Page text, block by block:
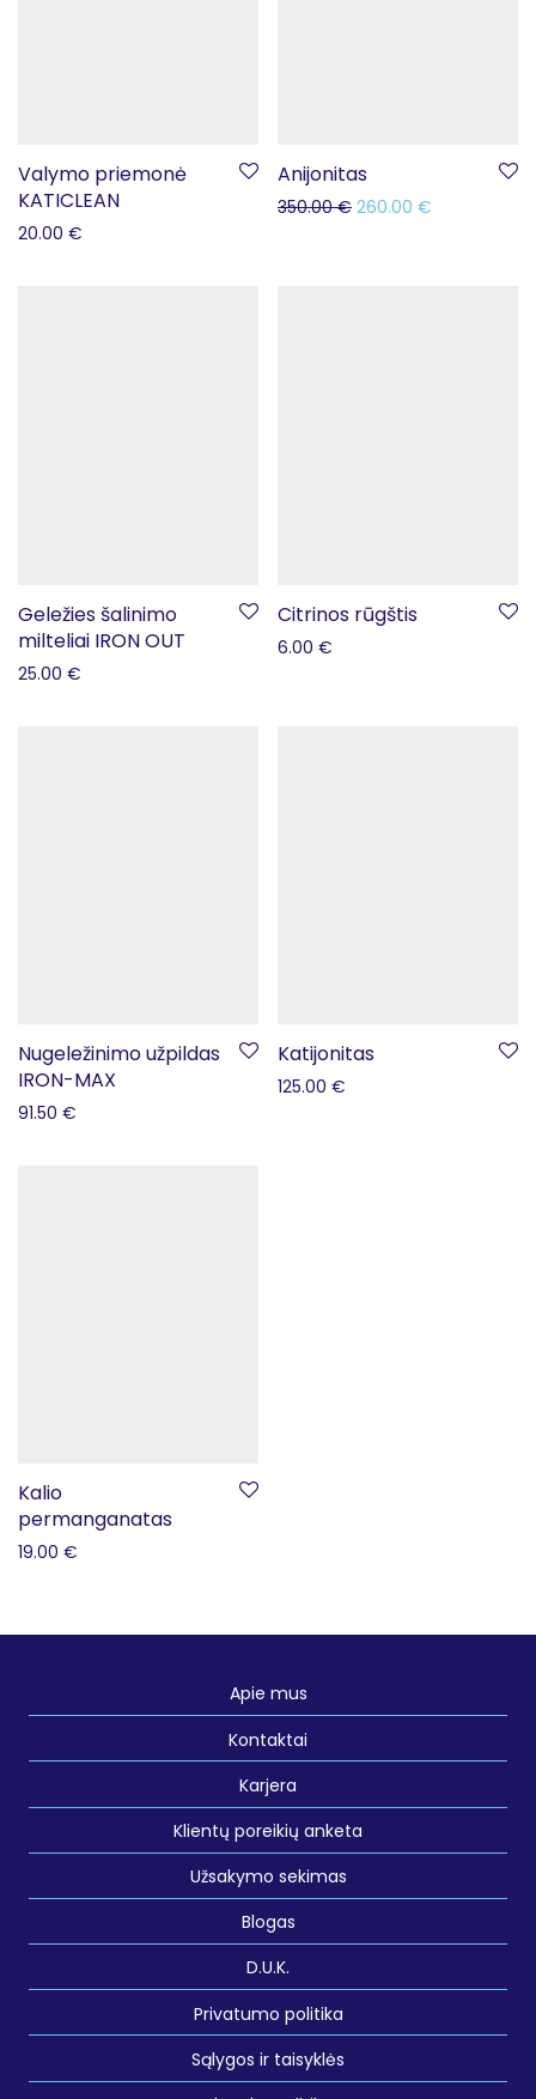
Valymo priemonė
KATICLEAN
20.00 €
Anijonitas
350.00€ 260.00 €
Geležies šalinimo
milteliai IRON OUT
25.00 €
Citrinos rūgštis
6.00 €
Nugeležinimo užpildas
IRON-MAX
91.50 €
Katijonitas
125.00 €
Kalio
permanganatas
19.00 €
Apie mus
Kontaktai
Karjera
Klientų poreikių anketa
Užsakymo sekimas
Blogas
D.U.K.
Privatumo politika
Sąlygos ir taisyklės